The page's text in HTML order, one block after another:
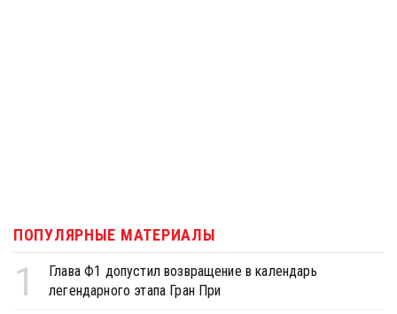
ПОПУЛЯРНЫЕ МАТЕРИАЛЫ
1
Глава Ф1 допустил возвращение в календарь
легендарного этапа Гран При